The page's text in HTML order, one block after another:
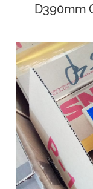
D390mm